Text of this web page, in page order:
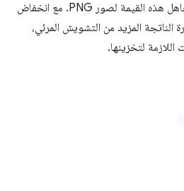
الصورة الناتجة. يتم تجاهل هذه القيمة لصور PNG. مع انخفاض
المزيد من التشويش المرئي،
لتخزينها.